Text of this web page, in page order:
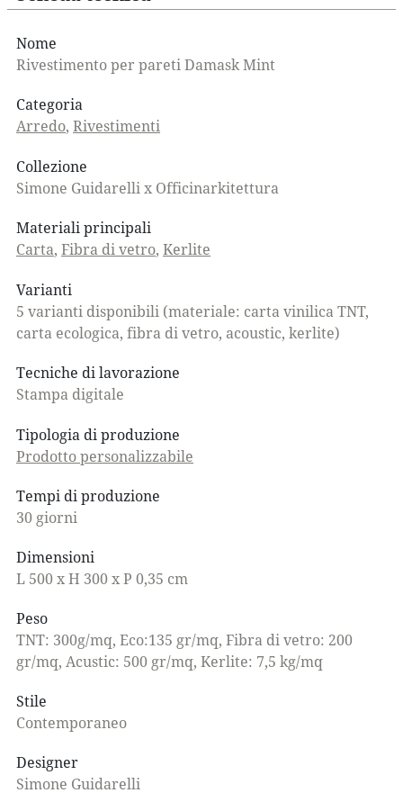
Nome
Rivestimento per pareti Damask Mint
Categoria
Arredo, Rivestimenti
Collezione
Simone Guidarelli x Officinarkitettura
Materiali principali
Carta, Fibra di vetro, Kerlite
Varianti
5 varianti disponibili (materiale: carta vinilica TNT,
carta ecologica, fibra di vetro, acoustic, kerlite)
Tecniche di lavorazione
Stampa digitale
Tipologia di produzione
Prodotto personalizzabile
Tempi di produzione
30 giorni
Dimensioni
L 500 x H 300 x P 0,35 cm
Peso
TNT: 300g/mq, Eco:135 gr/mq, Fibra di vetro: 200
gr/mq, Acustic: 500 gr/mq, Kerlite: 7,5 kg/mq
Stile
Contemporaneo
Designer
Simone Guidarelli